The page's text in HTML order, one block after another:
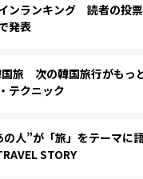
ンランキング 読者の投
発表
旅 次の韓国旅行がもっ
テクニック
の人”が「旅」をテーマに
STORY